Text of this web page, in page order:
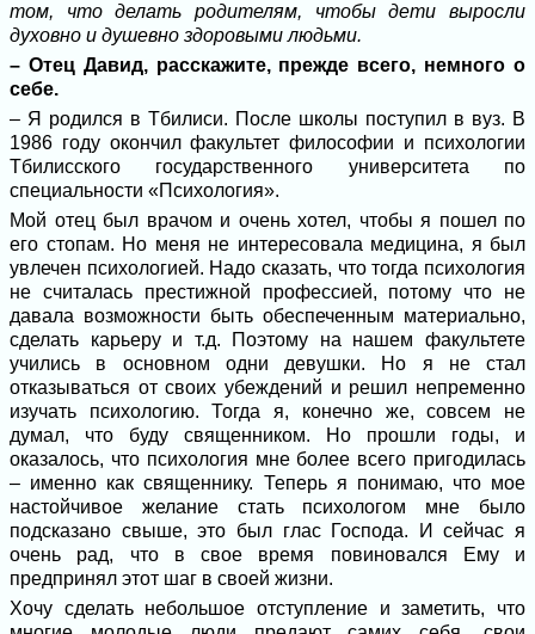
том, что делать родителям, чтобы дети выросли
духовно и душевно здоровыми людьми.
– Отец Давид, расскажите, прежде всего, немного о
себе.
– Я родился в Тбилиси. После школы поступил в вуз. В
1986 году окончил факультет философии и психологии
Тбилисского государственного университета по
специальности «Психология».
Мой отец был врачом и очень хотел, чтобы я пошел по
его стопам. Но меня не интересовала медицина, я был
увлечен психологией. Надо сказать, что тогда психология
не считалась престижной профессией, потому что не
давала возможности быть обеспеченным материально,
сделать карьеру и т.д. Поэтому на нашем факультете
учились в основном одни девушки. Но я не стал
отказываться от своих убеждений и решил непременно
изучать психологию. Тогда я, конечно же, совсем не
думал, что буду священником. Но прошли годы, и
оказалось, что психология мне более всего пригодилась
– именно как священнику. Теперь я понимаю, что мое
настойчивое желание стать психологом мне было
подсказано свыше, это был глас Господа. И сейчас я
очень рад, что в свое время повиновался Ему и
предпринял этот шаг в своей жизни.
Хочу сделать небольшое отступление и заметить, что